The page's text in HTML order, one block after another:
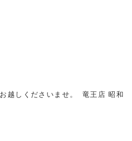
越しくださいませ。 竜王店 昭和